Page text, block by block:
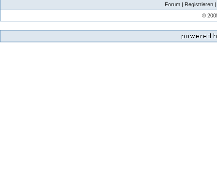
Forum| Registrieren|
©